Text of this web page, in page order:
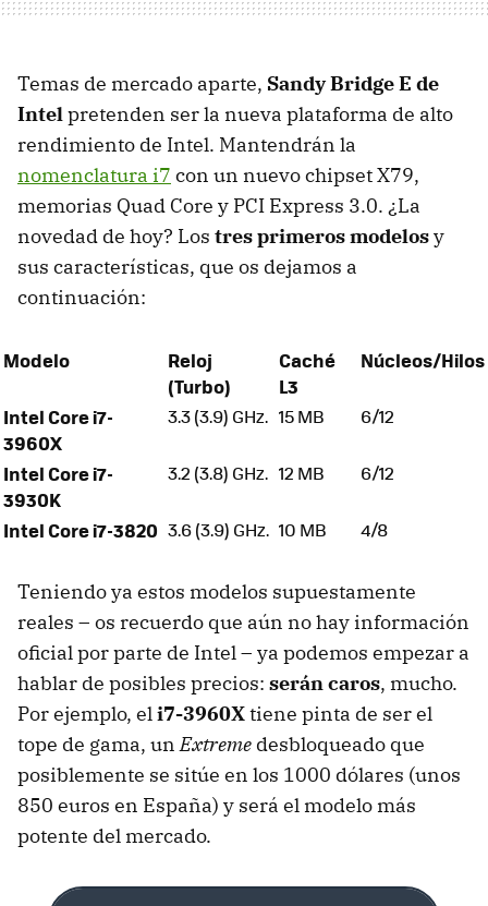
Temas de mercado aparte, Sandy Bridge E de
Intelpretenden ser la nueva plataforma de alto
rendimiento de Intel. Mantendrán la
nomenclatura i7 con un nuevo chipset X79,
memorias Quad Core y PCI Express 3.0. ¿La
novedad de hoy? Los tres primeros modelosy
sus características, que os dejamos a
continuación:
Modelo
Reloj
(Turbo)
Caché
L3
Núcleos/Hilos
Intel Core i7-
3960X
3.3 (3.9) GHz. 15 MB 6/12
Intel Core i7-
3930K
3.2 (3.8) GHz. 12 MB 6/12
Intel Core i7-3820 3.6 (3.9) GHz. 10 MB 4/8
Teniendo ya estos modelos supuestamente
reales – os recuerdo que aún no hay información
oficial por parte de Intel – ya podemos empezar a
hablar de posibles precios: serán caros, mucho.
Por ejemplo, eli7-3960Xtiene pinta de ser el
tope de gama, unExtreme desbloqueado que
posiblemente se sitúe en los 1000 dólares (unos
850 euros en España) y será el modelo más
potente del mercado.